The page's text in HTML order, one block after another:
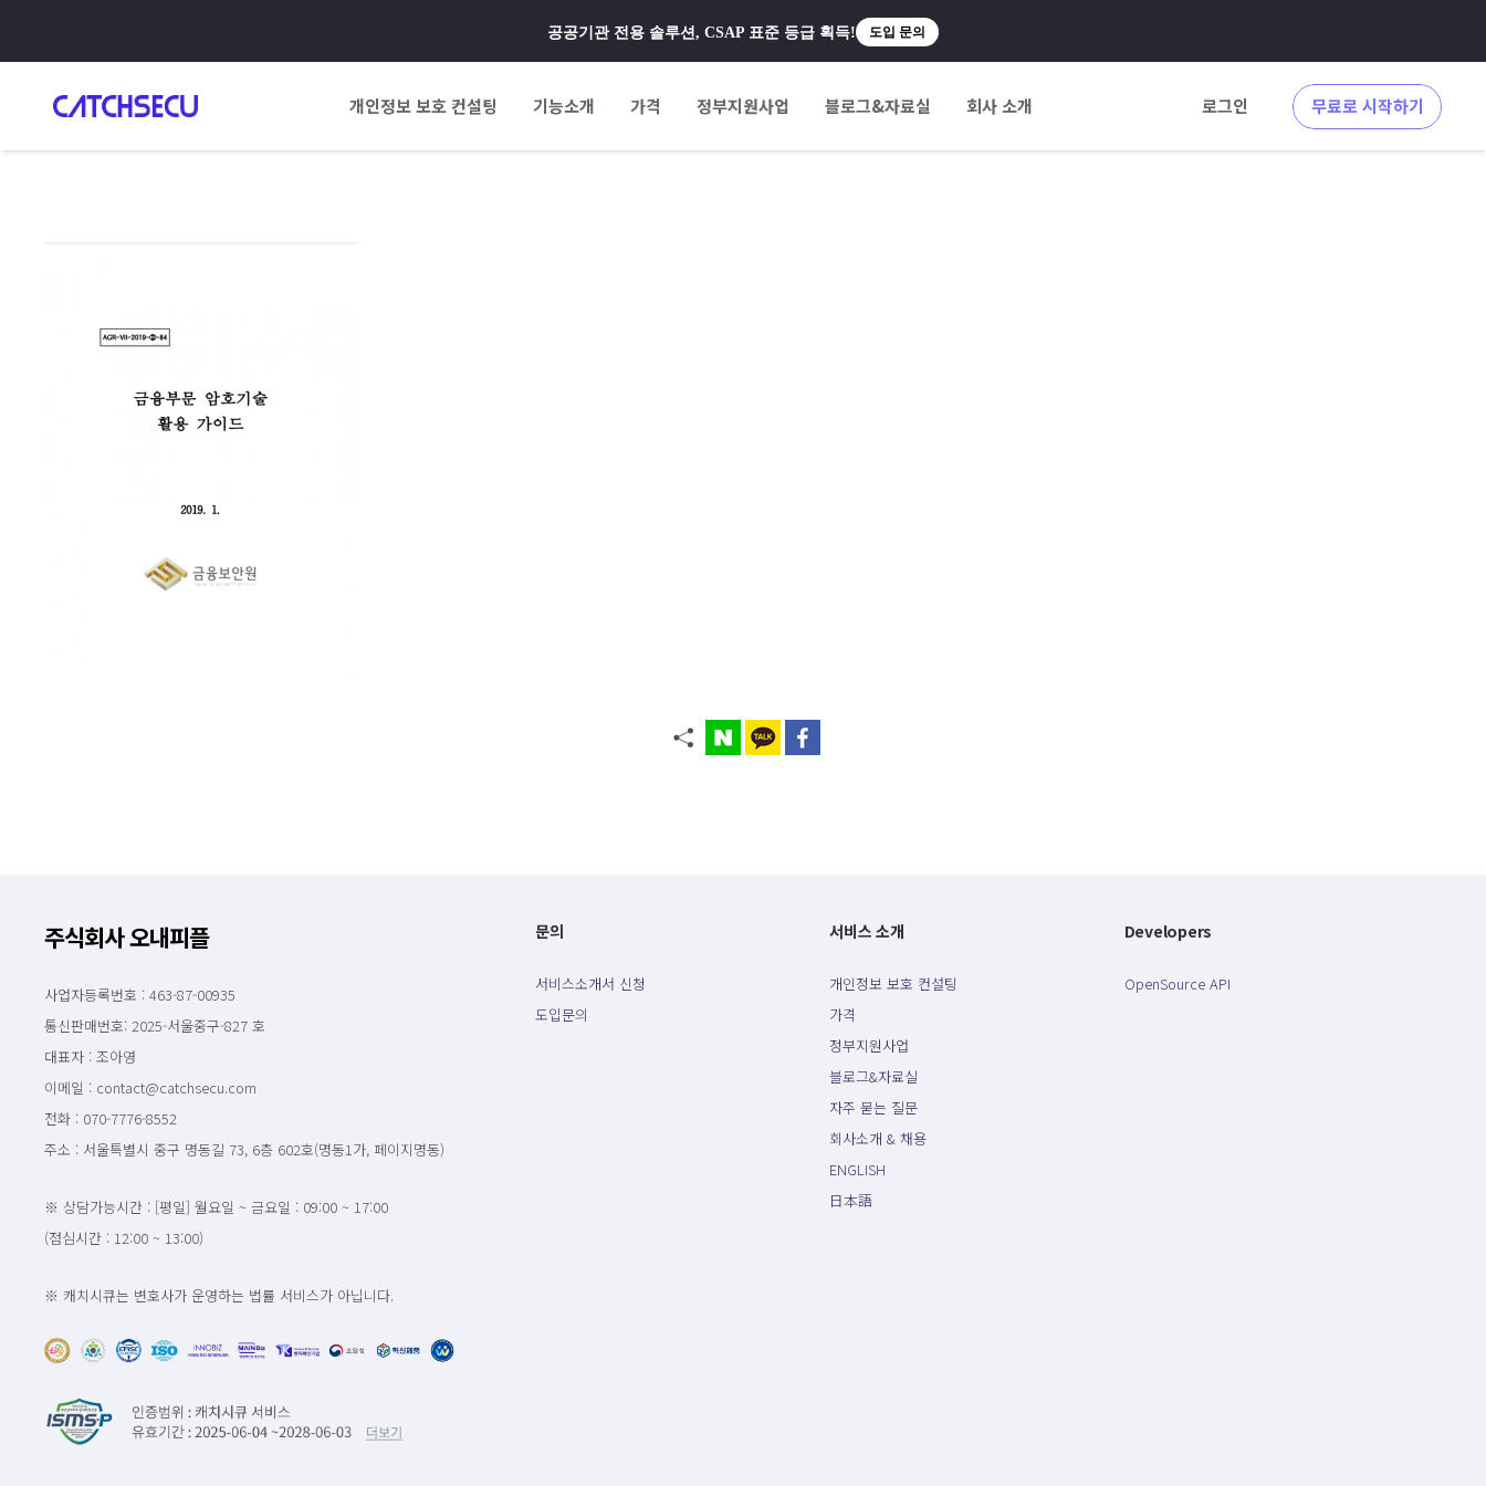
공공기관 전용 솔루션, CSAP 표준 등급 획득! 도입 문의
개인정보 보호 컨설팅 기능소개 가격 정부지원사업 블로그&자료실 회사 소개 로그인 무료로 시작하기
주식회사 오내피플
사업자등록번호 : 463-87-00935
통신판매번호: 2025-서울중구-827 호
대표자 : 조아영
이메일 : contact@catchsecu.com
전화 : 070-7776-8552
주소 : 서울특별시 중구 명동길 73, 6층 602호(명동1가, 페이지명동)
※ 상담가능시간 : [평일] 월요일 ~ 금요일 : 09:00 ~ 17:00
(점심시간 : 12:00 ~ 13:00)
※ 캐치시큐는 변호사가 운영하는 법률 서비스가 아닙니다.
문의
서비스소개서 신청
도입문의
서비스 소개
개인정보 보호 컨설팅
가격
정부지원사업
블로그&자료실
자주 묻는 질문
회사소개 & 채용
ENGLISH
日本語
Developers
OpenSource API